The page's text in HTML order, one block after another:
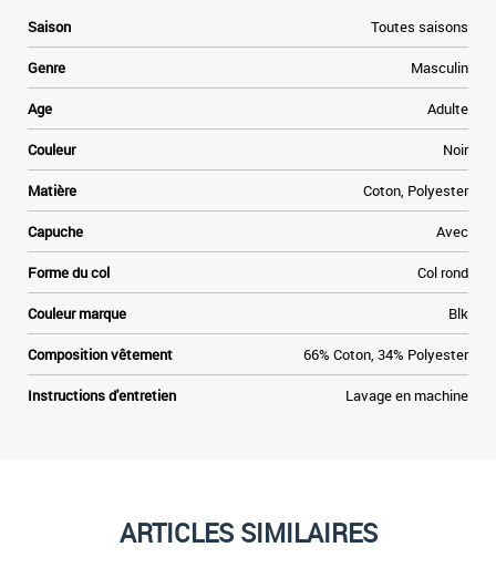
Saison Toutes saisons
Genre Masculin
Age Adulte
Couleur Noir
Matière Coton, Polyester
Capuche Avec
Forme du col Col rond
Couleur marque Blk
Composition vêtement 66% Coton, 34% Polyester
Instructions d'entretien Lavage en machine
ARTICLES SIMILAIRES